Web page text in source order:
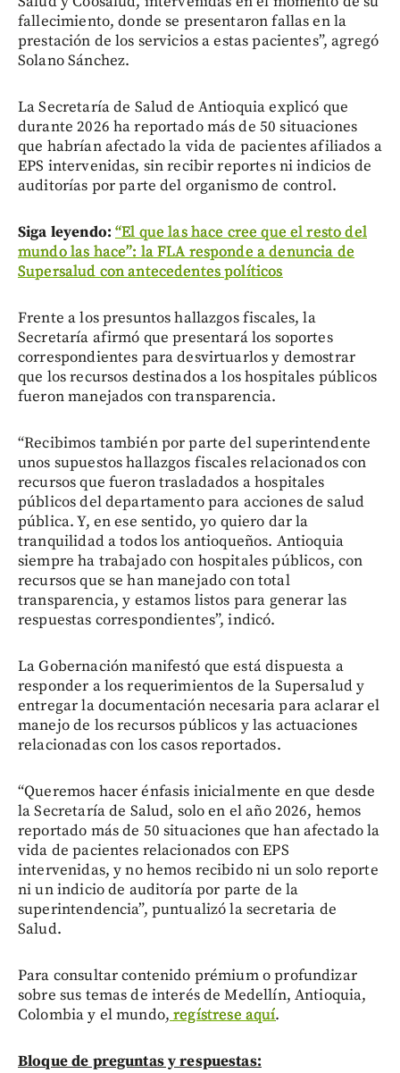
fallecimiento, donde se presentaron fallas en la
prestación de los servicios a estas pacientes”, agregó
Solano Sánchez.
La Secretaría de Salud de Antioquia explicó que
durante 2026 ha reportado más de 50 situaciones
que habrían afectado la vida de pacientes afiliados a
EPS intervenidas, sin recibir reportes ni indicios de
auditorías por parte del organismo de control.
Siga leyendo: “El que las hace cree que el resto del
mundo las hace”: la FLA responde a denuncia de
Supersalud con antecedentes políticos
Frente a los presuntos hallazgos fiscales, la
Secretaría afirmó que presentará los soportes
correspondientes para desvirtuarlos y demostrar
que los recursos destinados a los hospitales públicos
fueron manejados con transparencia.
“Recibimos también por parte del superintendente
unos supuestos hallazgos fiscales relacionados con
recursos que fueron trasladados a hospitales
públicos del departamento para acciones de salud
pública. Y, en ese sentido, yo quiero dar la
tranquilidad a todos los antioqueños. Antioquia
siempre ha trabajado con hospitales públicos, con
recursos que se han manejado con total
transparencia, y estamos listos para generar las
respuestas correspondientes”, indicó.
La Gobernación manifestó que está dispuesta a
responder a los requerimientos de la Supersalud y
entregar la documentación necesaria para aclarar el
manejo de los recursos públicos y las actuaciones
relacionadas con los casos reportados.
“Queremos hacer énfasis inicialmente en que desde
la Secretaría de Salud, solo en el año 2026, hemos
reportado más de 50 situaciones que han afectado la
vida de pacientes relacionados con EPS
intervenidas, y no hemos recibido ni un solo reporte
ni un indicio de auditoría por parte de la
superintendencia”, puntualizó la secretaria de
Salud.
Para consultar contenido prémium o profundizar
sobre sus temas de interés de Medellín, Antioquia,
Colombia y el mundo, regístrese aquí.
Bloque de preguntas y respuestas: